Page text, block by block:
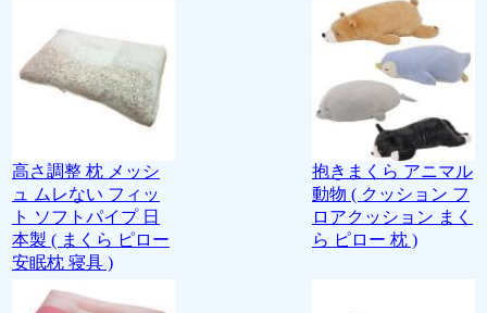
高さ調整 枕 メッシ
ュ ムレない フィッ
ト ソフトパイプ 日
本製 ( まくら ピロー
安眠枕 寝具 )
抱きまくら アニマル
動物 ( クッション フ
ロアクッション まく
ら ピロー 枕 )